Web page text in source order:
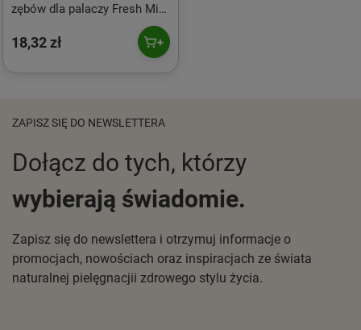
zębów dla palaczy Fresh Mint
18,32 zł
ZAPISZ SIĘ DO NEWSLETTERA
Dołącz do tych, którzy
wybierają świadomie.
Zapisz się do newslettera i otrzymuj informacje o
promocjach, nowościach oraz inspiracjach ze świata
naturalnej pielęgnacjii zdrowego stylu życia.